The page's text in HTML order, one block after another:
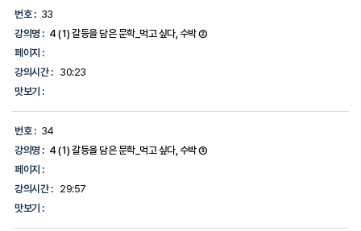
번호 : 33
강의명 : 4 (1) 갈등을 담은 문학_먹고 싶다, 수박 ②
페이지 :
강의시간 :
30:23
맛보기 :
번호 : 34
강의명 : 4 (1) 갈등을 담은 문학_먹고 싶다, 수박 ③
페이지 :
강의시간 :
29:57
맛보기 :